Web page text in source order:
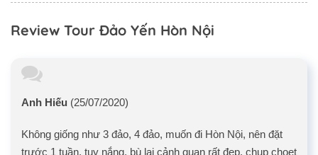
Review Tour Đảo Yến Hòn Nội
Anh Hiếu (25/07/2020)
Không giống như 3 đảo, 4 đảo, muốn đi Hòn Nội, nên đặt
trước 1 tuần, tuy nắng, bù lại cảnh quan rất đẹp, chụp choẹt